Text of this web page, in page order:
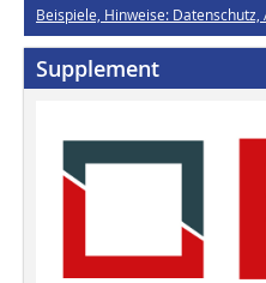
Beispiele, Hinweise:
Supplement